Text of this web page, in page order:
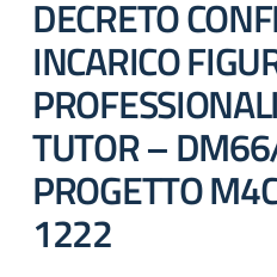
DECRETO
INCARICO
TUTOR –
PROGETTO
1222